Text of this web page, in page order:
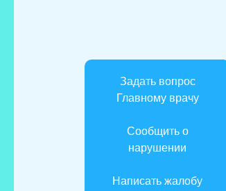
Задать вопрос
Главному врачу
Сообщить о
нарушении
Написать жалобу